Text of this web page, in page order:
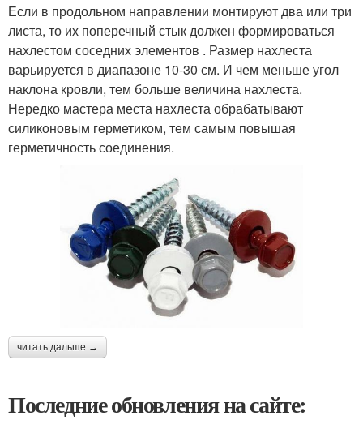
Если в продольном направлении монтируют два или три
листа, то их поперечный стык должен формироваться
нахлестом соседних элементов . Размер нахлеста
варьируется в диапазоне 10-30 см. И чем меньше угол
наклона кровли, тем больше величина нахлеста.
Нередко мастера места нахлеста обрабатывают
силиконовым герметиком, тем самым повышая
герметичность соединения.
читать дальше →
Последние обновления на сайте: